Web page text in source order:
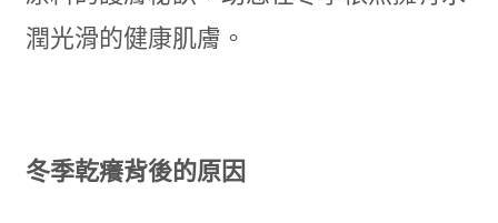
潤光滑的健康肌膚。
冬季乾癢背後的原因